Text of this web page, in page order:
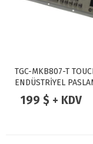
TGC-MKB807-T
ENDÜSTRİYEL
METAL KLAVYE
199 $ + KDV